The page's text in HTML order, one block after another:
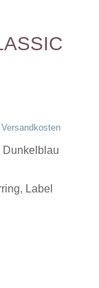
Versandkosten
Dunkelblau
Label